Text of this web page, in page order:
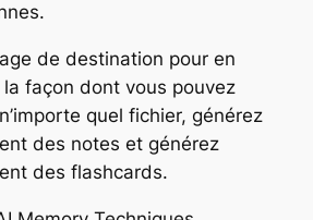
de destination pour en
façon dont vous pouvez
quel fichier, générez
des notes et générez
des flashcards.